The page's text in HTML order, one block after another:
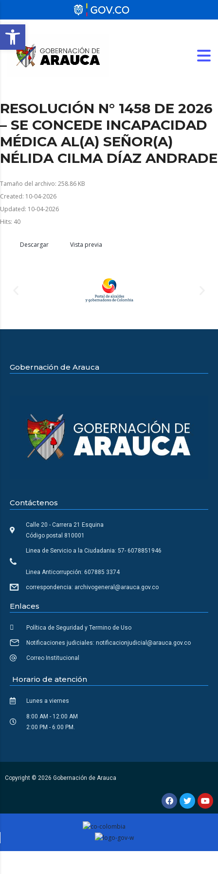
Abrir barra de herramientas
RESOLUCIÓN N° 1458 DE 2026
– SE CONCEDE INCAPACIDAD
MÉDICA AL(A) SEÑOR(A)
NÉLIDA CILMA DÍAZ ANDRADE
Tamaño del archivo: 258.86 KB
Created: 10-04-2026
Updated: 10-04-2026
Hits: 40
Descargar Vista previa
Gobernación de Arauca
Contáctenos
Calle 20 - Carrera 21 Esquina
Código postal 810001
Linea de Servicio a la Ciudadania: 57- 6078851946
Linea Anticorrupción: 607885 3374
correspondencia: archivogeneral@arauca.gov.co
Enlaces
Política de Seguridad y Termino de Uso
Notificaciones judiciales: notificacionjudicial@arauca.gov.co
Correo Institucional
Horario de atención
Lunes a viernes
8:00 AM - 12:00 AM
2:00 PM - 6:00 PM.
Copyright © 2026 Gobernación de Arauca